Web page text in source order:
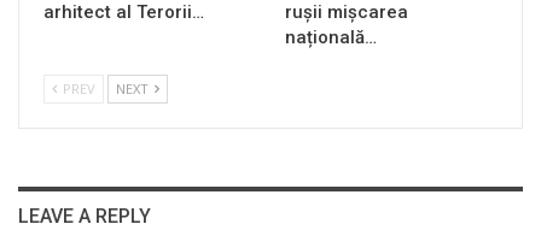
arhitect al Terorii…
rușii mișcarea
națională…
PREV NEXT
LEAVE A REPLY